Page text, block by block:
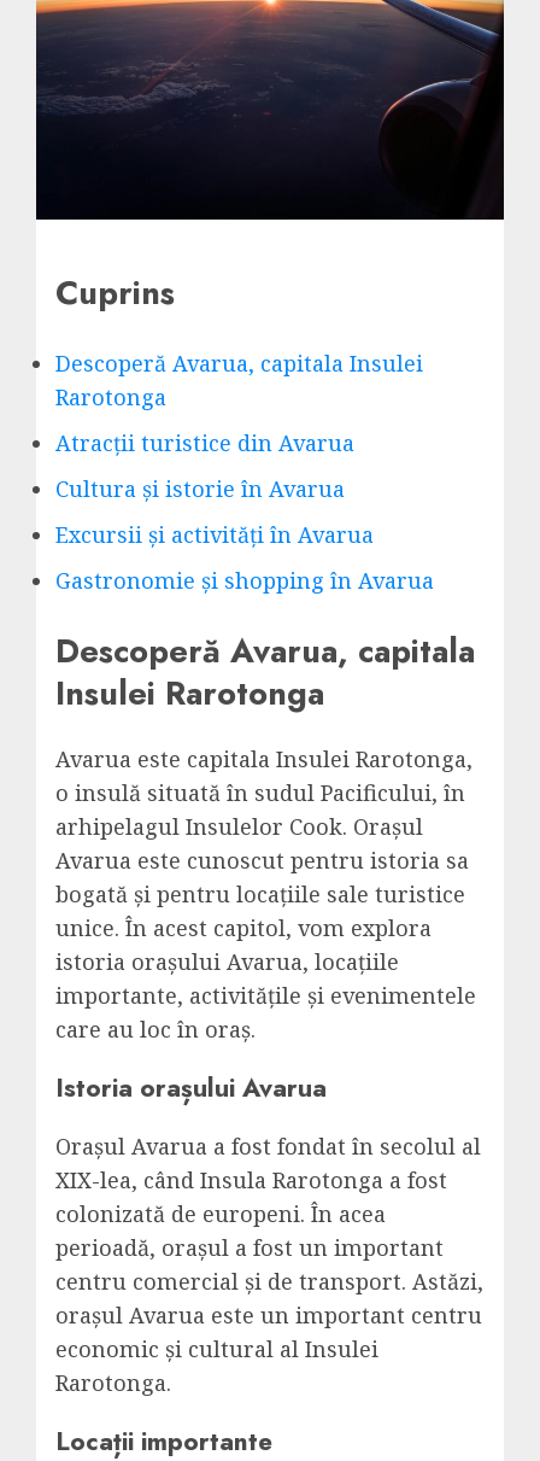
Cuprins
Descoperă Avarua, capitala Insulei
Rarotonga
Atracții turistice din Avarua
Cultura și istorie în Avarua
Excursii și activități în Avarua
Gastronomie și shopping în Avarua
Descoperă Avarua, capitala
Insulei Rarotonga
Avarua este capitala Insulei Rarotonga,
o insulă situată în sudul Pacificului, în
arhipelagul Insulelor Cook. Orașul
Avarua este cunoscut pentru istoria sa
bogată și pentru locațiile sale turistice
unice. În acest capitol, vom explora
istoria orașului Avarua, locațiile
importante, activitățile și evenimentele
care au loc în oraș.
Istoria orașului Avarua
Orașul Avarua a fost fondat în secolul al
XIX-lea, când Insula Rarotonga a fost
colonizată de europeni. În acea
perioadă, orașul a fost un important
centru comercial și de transport. Astăzi,
orașul Avarua este un important centru
economic și cultural al Insulei
Rarotonga.
Locații importante